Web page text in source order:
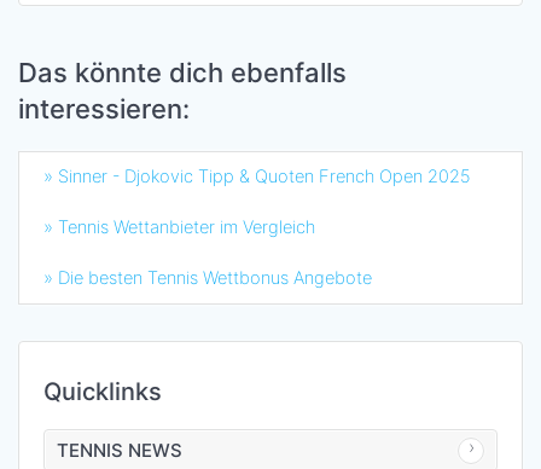
Das könnte dich ebenfalls
interessieren:
» Sinner - Djokovic Tipp & Quoten French Open 2025
» Tennis Wettanbieter im Vergleich
» Die besten Tennis Wettbonus Angebote
Quicklinks
TENNIS NEWS